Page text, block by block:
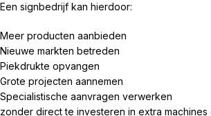
Een signbedrijf kan hierdoor:
Meer producten aanbieden
Nieuwe markten betreden
Piekdrukte opvangen
Grote projecten aannemen
Specialistische aanvragen verwerken
zonder direct te investeren in extra